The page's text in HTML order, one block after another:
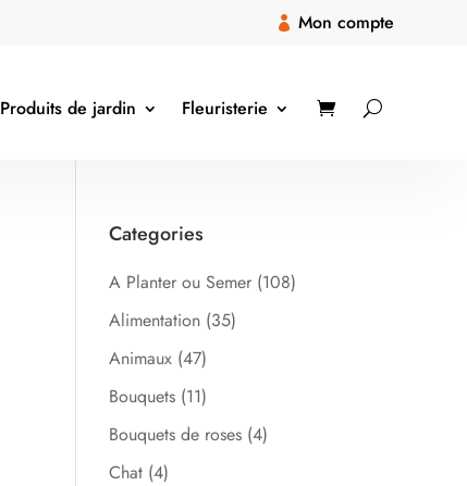
 Mon compte
Produits de jardin Fleuristerie
Categories
A Planter ou Semer (108)
Alimentation (35)
Animaux (47)
Bouquets (11)
Bouquets de roses (4)
Chat (4)